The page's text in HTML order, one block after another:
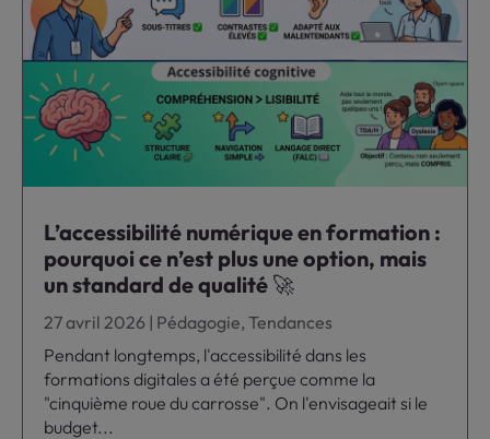
L’accessibilité numérique en formation :
pourquoi ce n’est plus une option, mais
un standard de qualité 🚀
27 avril 2026 | Pédagogie,Tendances
Pendant longtemps, l'accessibilité dans les
formations digitales a été perçue comme la
"cinquième roue du carrosse". On l'envisageait si le
budget...